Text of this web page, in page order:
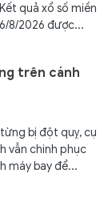
quả xổ số miền
8/2026 được...
trên cánh
bị đột quỵ, cụ
vẫn chinh phục
máy bay để...